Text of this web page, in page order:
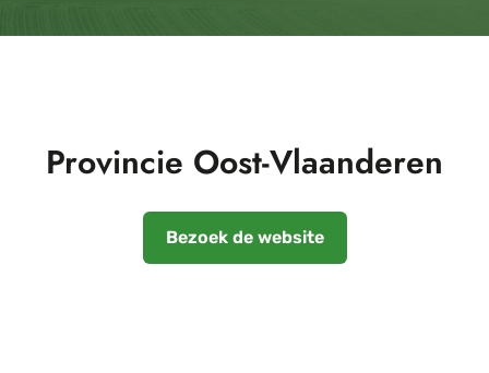
Provincie Oost-Vlaanderen
Bezoek de website